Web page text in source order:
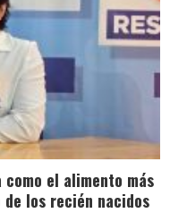
el alimento más
los recién nacidos